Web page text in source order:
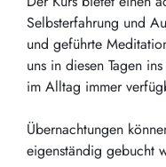
Selbsterfahrung und
und geführte
uns in diesen Tagen
im Alltag immer
Übernachtungen
eigenständig gebucht